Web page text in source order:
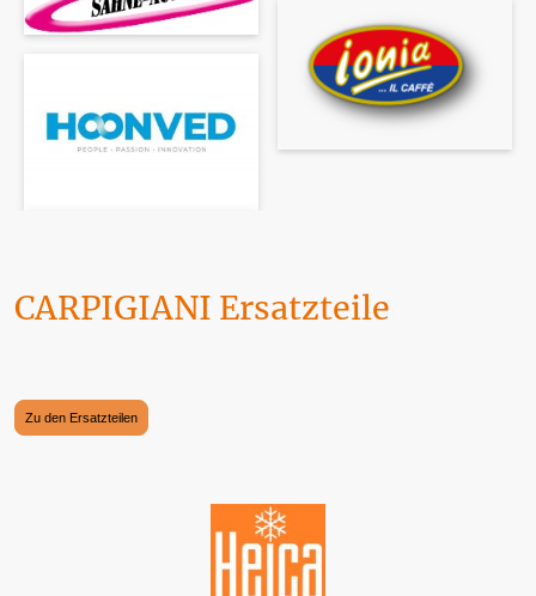
CARPIGIANI Ersatzteile
Zu den Ersatzteilen